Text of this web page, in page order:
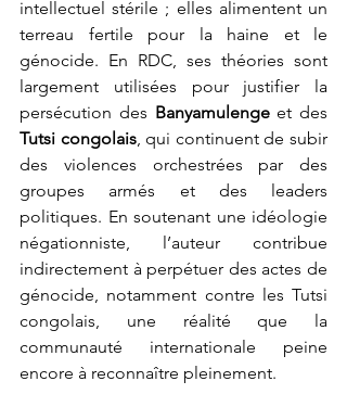
intellectuel stérile ; elles alimentent un
terreau fertile pour la haine et le
génocide. En RDC, ses théories sont
largement utilisées pour justifier la
persécution des Banyamulenge
Tutsi congolais, qui continuent de subir
des violences orchestrées par des
groupes armés et des leaders
politiques. En soutenant une idéologie
négationniste, l’auteur contribue
indirectement à perpétuer des actes de
génocide, notamment contre les Tutsi
congolais, une réalité que la
communauté internationale peine
encore à reconnaître pleinement.